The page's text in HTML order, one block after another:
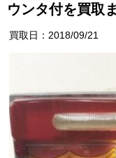
ウンタ付を買取
買取日：2018/09/21